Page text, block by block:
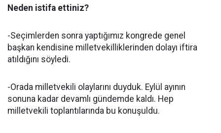
Neden istifa ettiniz?
-Seçimlerden sonra yaptığımız kongrede genel
başkan kendisine milletvekilliklerinden dolayı iftira
atıldığını söyledi.
-Orada milletvekili olaylarını duyduk. Eylül ayının
sonuna kadar devamlı gündemde kaldı. Hep
milletvekili toplantılarında bu konuşuldu.